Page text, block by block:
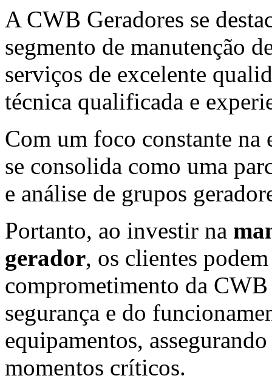
A CWB Geradores se
segmento de manutenção
serviços de excelente
técnica qualificada e
Com um foco constante na
se consolida como uma
e análise de grupos
Portanto, ao investir na
gerador, os clientes
comprometimento da
segurança e do
equipamentos,
momentos críticos.